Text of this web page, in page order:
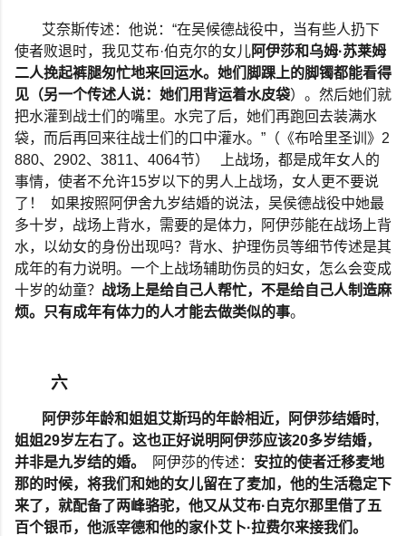
艾奈斯传述：他说： “在吴候德战役中，当有些人扔下
使者败退时，我见艾布·伯克尔的女儿阿伊莎和乌姆·苏莱姆
二人挽起裤腿匆忙地来回运水。她们脚踝上的脚镯都能看得
见（另一个传述人说：她们用背运着水皮袋）。然后她们就
把水灌到战士们的嘴里。水完了后，她们再跑回去装满水
袋，而后再回来往战士们的口中灌水。 ” （《布哈里圣训》 2
880、 2902、 3811、 4064节）
上战场，都是成年女人的
事情，使者不允许15岁以下的男人上战场，女人更不要说
了！
如果按照阿伊舍九岁结婚的说法，吴侯德战役中她最
多十岁，战场上背水，需要的是体力，阿伊莎能在战场上背
水，以幼女的身份出现吗？背水、护理伤员等细节传述是其
成年的有力说明。一个上战场辅助伤员的妇女，怎么会变成
十岁的幼童？ 战场上是给自己人帮忙，不是给自己人制造麻
烦。只有成年有体力的人才能去做类似的事。
六
阿伊莎年龄和姐姐艾斯玛的年龄相近，阿伊莎结婚时,
姐姐29岁左右了。这也正好说明阿伊莎应该20多岁结婚，
并非是九岁结的婚。
阿伊莎的传述： 安拉的使者迁移麦地
那的时候，将我们和她的女儿留在了麦加，他的生活稳定下
来了，就配备了两峰骆驼，他又从艾布·白克尔那里借了五
百个银币，他派宰德和他的家仆艾卜·拉费尔来接我们。